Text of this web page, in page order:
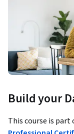
Build your
This course is part